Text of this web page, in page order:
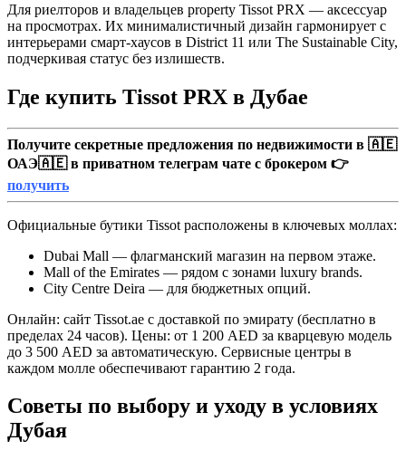
Для риелторов и владельцев property Tissot PRX — аксессуар
на просмотрах. Их минималистичный дизайн гармонирует с
интерьерами смарт-хаусов в District 11 или The Sustainable City,
подчеркивая статус без излишеств.
Где купить Tissot PRX в Дубае
Получите секретные предложения по недвижимости в 🇦🇪
ОАЭ🇦🇪 в приватном телеграм чате с брокером 👉
получить
Официальные бутики Tissot расположены в ключевых моллах:
Dubai Mall — флагманский магазин на первом этаже.
Mall of the Emirates — рядом с зонами luxury brands.
City Centre Deira — для бюджетных опций.
Онлайн: сайт Tissot.ae с доставкой по эмирату (бесплатно в
пределах 24 часов). Цены: от 1 200 AED за кварцевую модель
до 3 500 AED за автоматическую. Сервисные центры в
каждом молле обеспечивают гарантию 2 года.
Советы по выбору и уходу в условиях
Дубая